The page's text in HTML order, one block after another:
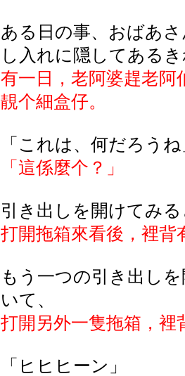
ある日の事、おばあ
し入れに隠してある
有一日，老阿婆趕老阿
靚个細盒仔。
「これは、何だろう
「這係麼个？」
引き出しを開けてみ
打開拖箱來看後，裡背
もう一つの引き出し
いて、
打開另外一隻拖箱，裡
「ヒヒヒーン」